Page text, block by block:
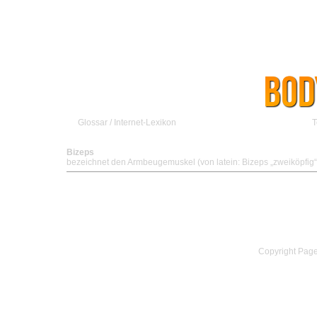
Glossar / Internet-Lexikon
Bizeps
bezeichnet den Armbeugemuskel (von latein: Bizeps
Copyright